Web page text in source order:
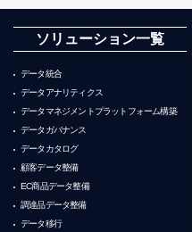
ソリューション一覧
データ統合
データアナリティクス
データマネジメントプラットフォーム構築
データガバナンス
データカタログ
顧客データ整備
EC商品データ整備
調達品データ整備
データ移行